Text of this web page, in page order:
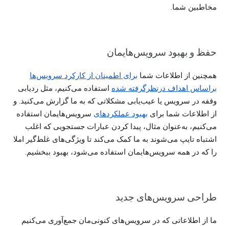
مخاطبین شما.
حفظ و بهبود سرویس‌هایمان
همچنین از اطلاعات شما برای اطمینان از کارکرد سرویس‌ها
براساس اهداف درنظرگرفته شده استفاده می‌کنیم، مثل ردیابی
وقفه در سرویس یا عیب‌یابی مشکلاتی که به ما گزارش می‌کنید. و
از اطلاعات شما برای بهبود عملکردهای سرویس‌هایمان استفاده
می‌کنیم، به‌عنوان مثال، پیدا کردن عبارات جستجویی که اغلب
اشتباه تایپ می‌شوند به ما کمک می‌کند تا ویژگی‌های غلط‌گیر املا
را که در همه سرویس‌هایمان استفاده می‌شود، بهبود ببخشیم.
طراحی سرویس‌های جدید
ما از اطلاعاتی که در سرویس‌های کنونی‌مان جمع‌آوری می‌کنیم